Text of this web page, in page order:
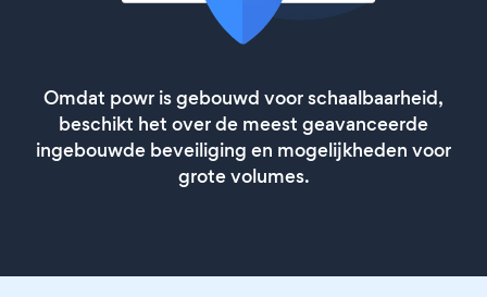
Omdat powr is gebouwd voor schaalbaarheid,
beschikt het over de meest geavanceerde
ingebouwde beveiliging en mogelijkheden voor
grote volumes.